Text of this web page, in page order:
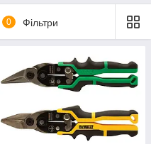
0 Фільтри